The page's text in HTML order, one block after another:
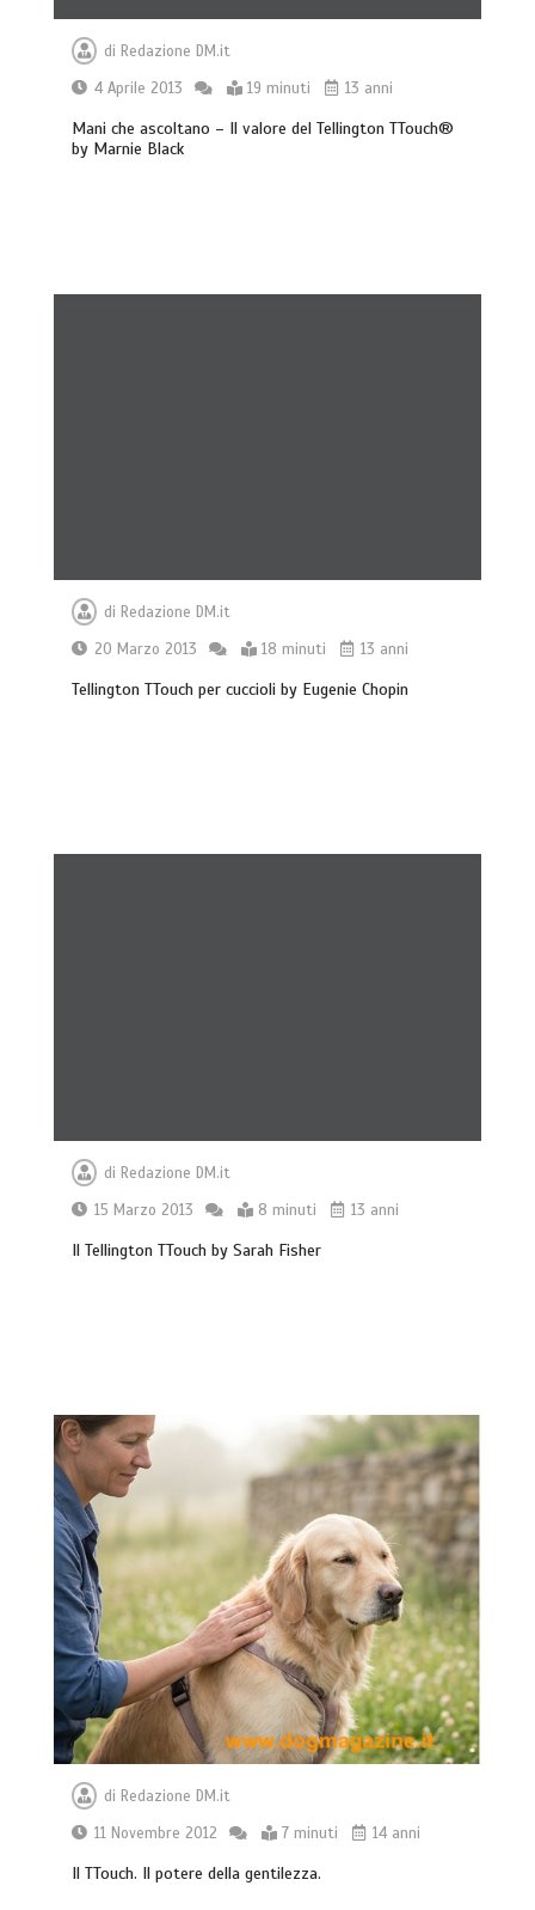
di Redazione DM.it
4 Aprile 2013
19 minuti 13 anni
Mani che ascoltano – Il valore del Tellington TTouch®
by Marnie Black
di Redazione DM.it
20 Marzo 2013
18 minuti 13 anni
Tellington TTouch per cuccioli by Eugenie Chopin
diRedazione DM.it
15 Marzo 2013
8 minuti 13 anni
Il Tellington TTouch by Sarah Fisher
di Redazione DM.it
11 Novembre 2012
7 minuti 14 anni
Il TTouch. Il potere della gentilezza.
Giochi di attivazione mentale – il
piatto gioco liv.2 trixie
4 minuti
Dal Lupo al Cane: Storia e Scienza della
Coevoluzione (14.000 Anni)